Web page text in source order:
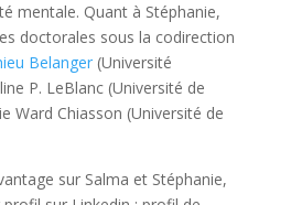
mentale. Quant à Stéphanie,
doctorales sous la codirection
Belanger(Université
P. LeBlanc (Université de
Ward Chiasson (Université de
sur Salma et Stéphanie,